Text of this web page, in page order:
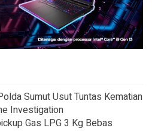
Sumut Usut Tuntas Kematian
Investigation
Gas LPG 3 Kg Bebas